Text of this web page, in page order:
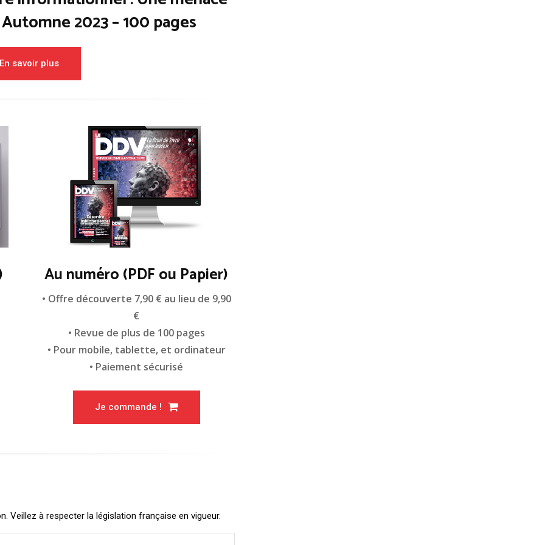
2023 – 100 pages
savoir plus
Au numéro (PDF ou Papier)
• Offre découverte 7,90 € au lieu de 9,90
€
• Revue de plus de 100 pages
• Pour mobile, tablette, et ordinateur
• Paiement sécurisé
Je commande !
Veillez à respecter la législation française en vigueur.